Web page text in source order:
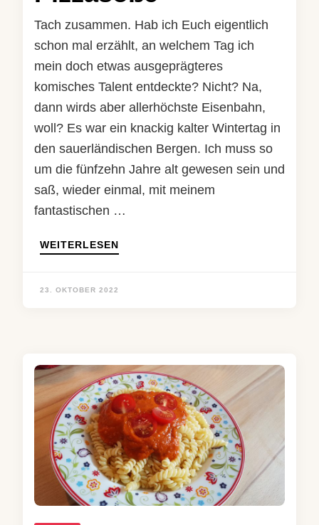
Tach zusammen. Hab ich Euch eigentlich
schon mal erzählt, an welchem Tag ich
mein doch etwas ausgeprägteres
komisches Talent entdeckte? Nicht? Na,
dann wirds aber allerhöchste Eisenbahn,
woll? Es war ein knackig kalter Wintertag in
den sauerländischen Bergen. Ich muss so
um die fünfzehn Jahre alt gewesen sein und
saß, wieder einmal, mit meinem
fantastischen …
WEITERLESEN
23. OKTOBER 2022